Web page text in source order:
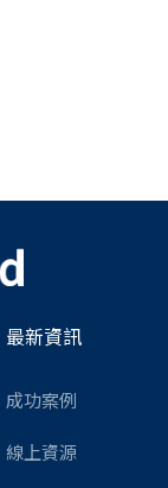
最新資訊
成功案例
線上資源